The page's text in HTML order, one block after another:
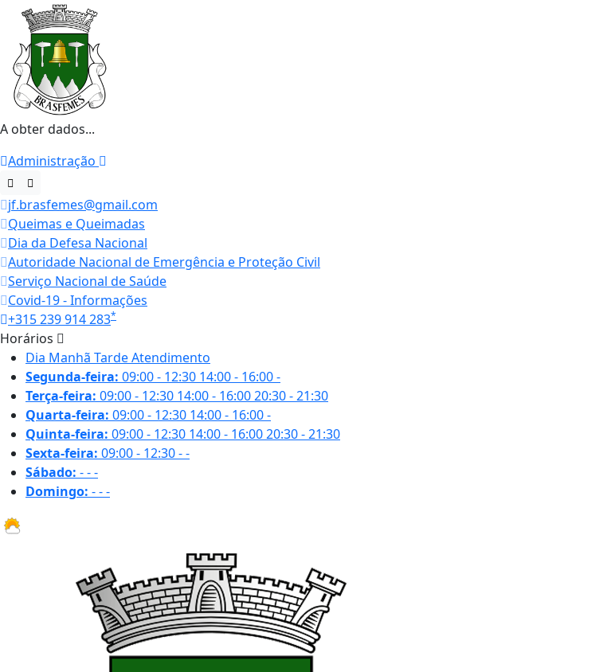
A obter dados...
Administração
jf.brasfemes@gmail.com
Queimas e Queimadas
Dia da Defesa Nacional
Autoridade Nacional de Emergência e Proteção Civil
Serviço Nacional de Saúde
Covid-19 - Informações
+315 239 914 283*
Horários
Dia Manhã TardeAtendimento
Segunda-feira: 09:00 - 12:30 14:00 - 16:00-
Terça-feira: 09:00 - 12:30 14:00 - 16:0020:30 - 21:30
Quarta-feira: 09:00 - 12:30 14:00 - 16:00-
Quinta-feira: 09:00 - 12:30 14:00 - 16:0020:30 - 21:30
Sexta-feira: 09:00 - 12:30--
Sábado: ---
Domingo: ---